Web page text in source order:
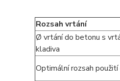
Rozsah vrtání
Ø vrtání do betonu s
kladiva
Optimální rozsah